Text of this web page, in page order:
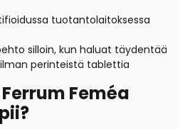
tuotantolaitoksessa
silloin, kun haluat täydentää
perinteistä tablettia
Feméa